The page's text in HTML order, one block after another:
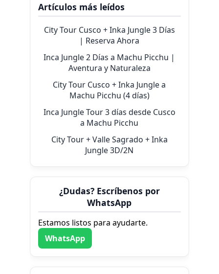
Artículos más leídos
City Tour Cusco + Inka Jungle 3 Días
| Reserva Ahora
Inca Jungle 2 Días a Machu Picchu |
Aventura y Naturaleza
City Tour Cusco + Inka Jungle a
Machu Picchu (4 días)
Inca Jungle Tour 3 días desde Cusco
a Machu Picchu
City Tour + Valle Sagrado + Inka
Jungle 3D/2N
¿Dudas? Escríbenos por
WhatsApp
Estamos listos para ayudarte.
WhatsApp